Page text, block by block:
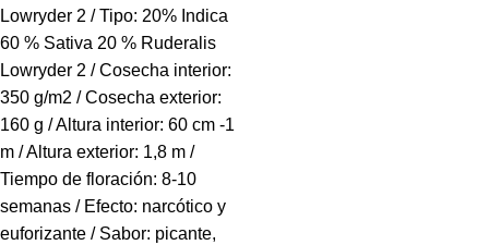
Lowryder 2 / Tipo: 20% Indica
60 % Sativa 20 % Ruderalis
Lowryder 2 / Cosecha interior:
350 g/m2 / Cosecha exterior:
160 g / Altura interior: 60 cm -1
m / Altura exterior: 1,8 m /
Tiempo de floración: 8-10
semanas / Efecto: narcótico y
euforizante / Sabor: picante,